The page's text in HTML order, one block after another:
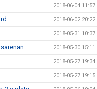
2018-06-04 11:57
2018-06-02 20:22
2018-05-31 10:37
2018-05-30 15:11
2018-05-27 19:34
2018-05-27 19:15